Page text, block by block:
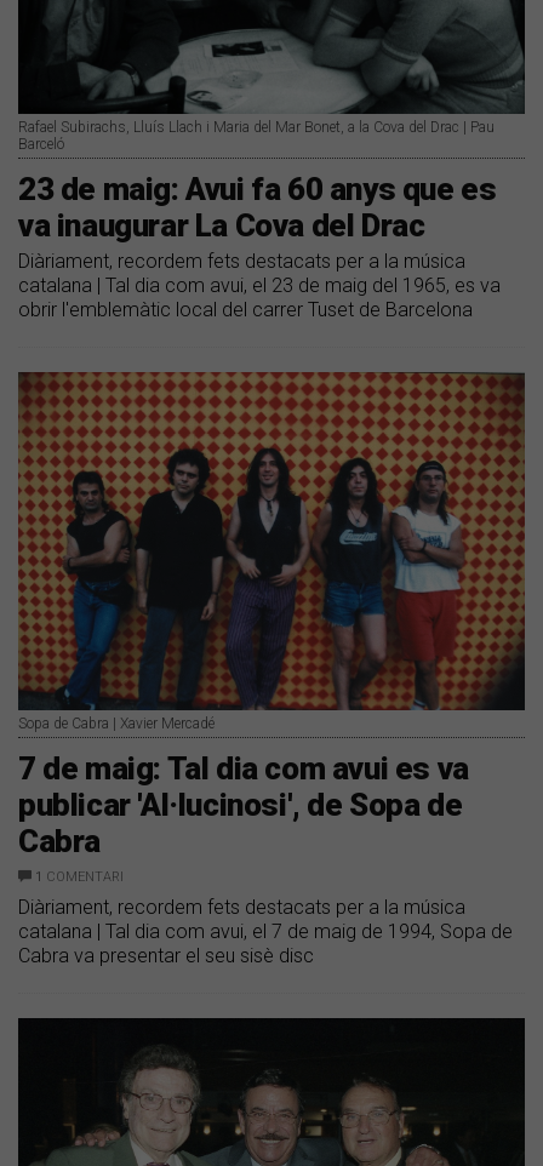
Rafael Subirachs, Lluís Llach i Maria del Mar Bonet, a la Cova del Drac | Pau
Barceló
23 de maig: Avui fa 60 anys que es
va inaugurar La Cova del Drac
Diàriament, recordem fets destacats per a la música
catalana | Tal dia com avui, el 23 de maig del 1965, es va
obrir l'emblemàtic local del carrer Tuset de Barcelona
Sopa de Cabra | Xavier Mercadé
7 de maig: Tal dia com avui es va
publicar 'Al·lucinosi', de Sopa de
Cabra
1 COMENTARI
Diàriament, recordem fets destacats per a la música
catalana | Tal dia com avui, el 7 de maig de 1994, Sopa de
Cabra va presentar el seu sisè disc